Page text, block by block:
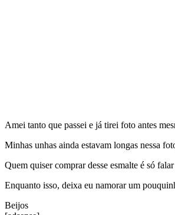
Amei tanto que passei e já tirei foto antes
Minhas unhas ainda estavam longas nessa
Quem quiser comprar desse esmalte é só
Enquanto isso, deixa eu namorar um
Beijos